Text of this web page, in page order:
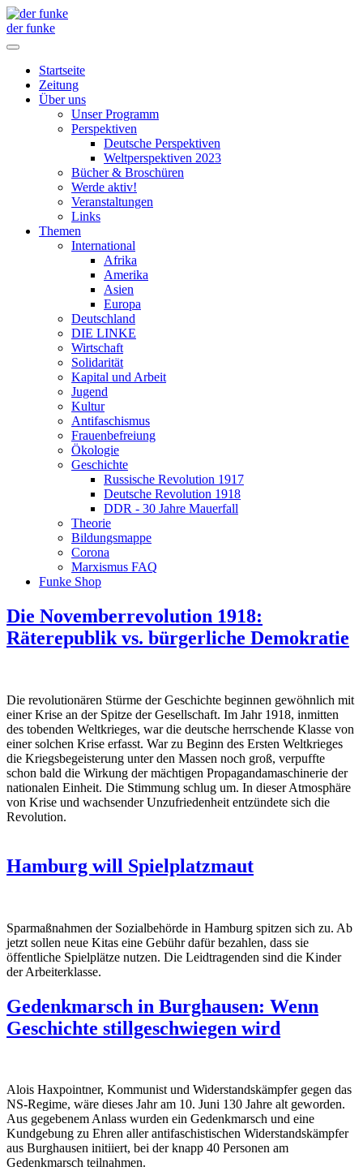
der funke
Startseite
Zeitung
Über uns
Unser Programm
Perspektiven
Deutsche Perspektiven
Weltperspektiven 2023
Bücher & Broschüren
Werde aktiv!
Veranstaltungen
Links
Themen
International
Afrika
Amerika
Asien
Europa
Deutschland
DIE LINKE
Wirtschaft
Solidarität
Kapital und Arbeit
Jugend
Kultur
Antifaschismus
Frauenbefreiung
Ökologie
Geschichte
Russische Revolution 1917
Deutsche Revolution 1918
DDR - 30 Jahre Mauerfall
Theorie
Bildungsmappe
Corona
Marxismus FAQ
Funke Shop
Die Novemberrevolution 1918:
Räterepublik vs. bürgerliche Demokratie
Die revolutionären Stürme der Geschichte beginnen gewöhnlich mit
einer Krise an der Spitze der Gesellschaft. Im Jahr 1918, inmitten
des tobenden Weltkrieges, war die deutsche herrschende Klasse von
einer solchen Krise erfasst. War zu Beginn des Ersten Weltkrieges
die Kriegsbegeisterung unter den Massen noch groß, verpuffte
schon bald die Wirkung der mächtigen Propagandamaschinerie der
nationalen Einheit. Die Stimmung schlug um. In dieser Atmosphäre
von Krise und wachsender Unzufriedenheit entzündete sich die
Revolution.
Hamburg will Spielplatzmaut
Sparmaßnahmen der Sozialbehörde in Hamburg spitzen sich zu. Ab
jetzt sollen neue Kitas eine Gebühr dafür bezahlen, dass sie
öffentliche Spielplätze nutzen. Die Leidtragenden sind die Kinder
der Arbeiterklasse.
Gedenkmarsch in Burghausen: Wenn
Geschichte stillgeschwiegen wird
Alois Haxpointner, Kommunist und Widerstandskämpfer gegen das
NS-Regime, wäre dieses Jahr am 10. Juni 130 Jahre alt geworden.
Aus gegebenem Anlass wurden ein Gedenkmarsch und eine
Kundgebung zu Ehren aller antifaschistischen Widerstandskämpfer
aus Burghausen initiiert, bei der knapp 40 Personen am
Gedenkmarsch teilnahmen.